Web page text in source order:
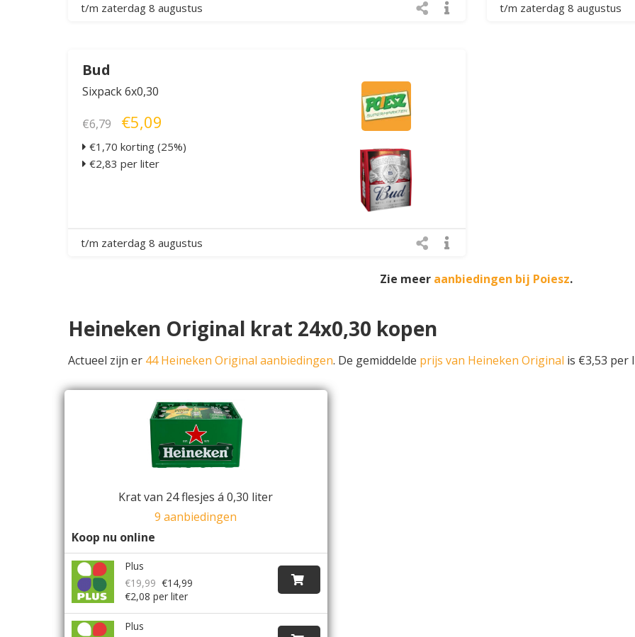
t/m zaterdag 8 augustus t/m zaterdag 8 augustus
Bud
Sixpack 6x0,30
€6,79 €5,09
€1,70 korting (25%)
€2,83 per liter
t/m zaterdag 8 augustus
Zie meer aanbiedingen bij Poiesz.
Heineken Original krat 24x0,30 kopen
Actueel zijn er 44 Heineken Original aanbiedingen. De gemiddelde prijs van Heineken Original is €3,53 per
Krat van 24 flesjes á 0,30 liter
9 aanbiedingen
Koop nu online
Plus
€19,99 €14,99
€2,08 per liter
Plus